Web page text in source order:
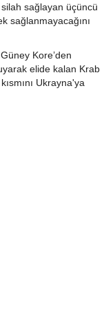
sağlayan üçüncü
sağlanmayacağını
Kore’den
elide kalan Krab
Ukrayna'ya